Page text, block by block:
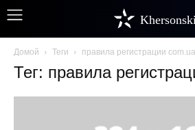
Домой Теги правила регистрации com.ua
Тег: правила